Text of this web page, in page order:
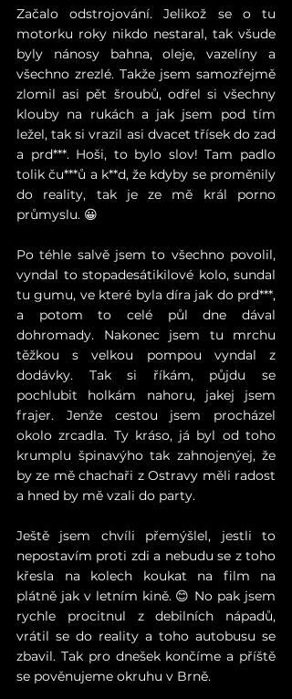
Začalo odstrojování. Jelikož se o tu
motorku roky nikdo nestaral, tak všude
byly nánosy bahna, oleje, vazelíny a
všechno zrezlé. Takže jsem samozřejmě
zlomil asi pět šroubů, odřel si všechny
klouby na rukách a jak jsem pod tím
ležel, tak si vrazil asi dvacet třísek do zad
a prd***. Hoši, to bylo slov! Tam padlo
tolik ču***ů a k**d, že kdyby se proměnily
do reality, tak je ze mě král porno
průmyslu. 😀
Po téhle salvě jsem to všechno povolil,
vyndal to stopadesátikilové kolo, sundal
tu gumu, ve které byla díra jak do prd***,
a potom to celé půl dne dával
dohromady. Nakonec jsem tu mrchu
těžkou s velkou pompou vyndal z
dodávky. Tak si říkám, půjdu se
pochlubit holkám nahoru, jakej jsem
frajer. Jenže cestou jsem procházel
okolo zrcadla. Ty kráso, já byl od toho
krumplu špinavýho tak zahnojenýej, že
by ze mě chachaři z Ostravy měli radost
a hned by mě vzali do party.
Ještě jsem chvíli přemýšlel, jestli to
nepostavím proti zdi a nebudu se z toho
křesla na kolech koukat na film na
plátně jak v letním kině. 😊 No pak jsem
rychle procitnul z debilních nápadů,
vrátil se do reality a toho autobusu se
zbavil. Tak pro dnešek končíme a příště
se pověnujeme okruhu v Brně.